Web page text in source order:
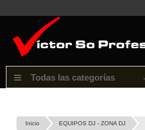
Todas las categorías
Inicio EQUIPOS DJ - ZONA DJ